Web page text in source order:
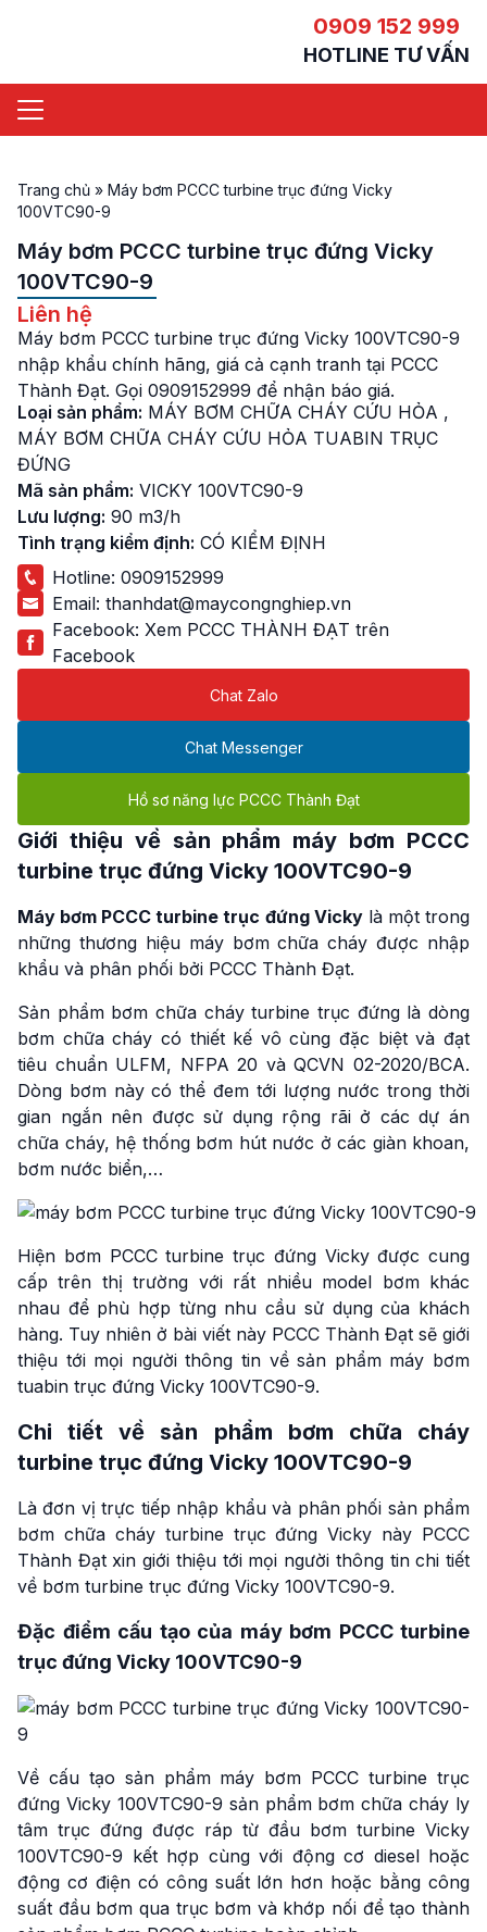
0909 152 999
HOTLINE TƯ VẤN
Trang chủ » Máy bơm PCCC turbine trục đứng Vicky
100VTC90-9
Máy bơm PCCC turbine trục đứng Vicky
100VTC90-9
Liên hệ
Máy bơm PCCC turbine trục đứng Vicky 100VTC90-9
nhập khẩu chính hãng, giá cả cạnh tranh tại PCCC
Thành Đạt. Gọi 0909152999 để nhận báo giá.
Loại sản phẩm: MÁY BƠM CHỮA CHÁY CỨU HỎA ,
MÁY BƠM CHỮA CHÁY CỨU HỎA TUABIN TRỤC
ĐỨNG
Mã sản phẩm: VICKY 100VTC90-9
Lưu lượng: 90 m3/h
Tình trạng kiểm định: CÓ KIỂM ĐỊNH
Hotline: 0909152999
Email: thanhdat@maycongnghiep.vn
Facebook: Xem PCCC THÀNH ĐẠT trên
Facebook
Chat Zalo
Chat Messenger
Hồ sơ năng lực PCCC Thành Đạt
Giới thiệu về sản phẩm máy bơm PCCC
turbine trục đứng Vicky 100VTC90-9
Máy bơm PCCC turbine trục đứng Vickylà một trong
những thương hiệu máy bơm chữa cháy được nhập
khẩu và phân phối bởi PCCC Thành Đạt.
Sản phẩm bơm chữa cháy turbine trục đứng là dòng
bơm chữa cháy có thiết kế vô cùng đặc biệt và đạt
tiêu chuẩn ULFM, NFPA 20 và QCVN 02-2020/BCA.
Dòng bơm này có thể đem tới lượng nước trong thời
gian ngắn nên được sử dụng rộng rãi ở các dự án
chữa cháy, hệ thống bơm hút nước ở các giàn khoan,
bơm nước biển,…
Hiện bơm PCCC turbine trục đứng Vicky được cung
cấp trên thị trường với rất nhiều model bơm khác
nhau để phù hợp từng nhu cầu sử dụng của khách
hàng. Tuy nhiên ở bài viết này PCCC Thành Đạt sẽ giới
thiệu tới mọi người thông tin về sản phẩm máy bơm
tuabin trục đứng Vicky 100VTC90-9.
Chi tiết về sản phẩm bơm chữa cháy
turbine trục đứng Vicky 100VTC90-9
Là đơn vị trực tiếp nhập khẩu và phân phối sản phẩm
bơm chữa cháy turbine trục đứng Vicky này PCCC
Thành Đạt xin giới thiệu tới mọi người thông tin chi tiết
về bơm turbine trục đứng Vicky 100VTC90-9.
Đặc điểm cấu tạo của máy bơm PCCC turbine
trục đứng Vicky 100VTC90-9
Về cấu tạo sản phẩm máy bơm PCCC turbine trục
đứng Vicky 100VTC90-9 sản phẩm bơm chữa cháy ly
tâm trục đứng được ráp từ đầu bơm turbine Vicky
100VTC90-9 kết hợp cùng với động cơ diesel hoặc
động cơ điện có công suất lớn hơn hoặc bằng công
suất đầu bơm qua trục bơm và khớp nối để tạo thành